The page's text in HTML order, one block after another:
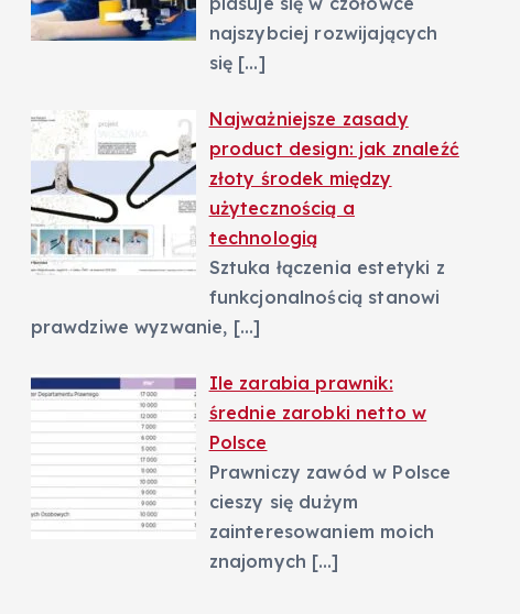
najszybciej rozwijających
się […]
Najważniejsze zasady
product design: jak znaleźć
złoty środek między
użytecznością a
technologią
Sztuka łączenia estetyki z
funkcjonalnością stanowi
prawdziwe wyzwanie, […]
Ile zarabia prawnik:
średnie zarobki netto w
Polsce
Prawniczy zawód w Polsce
cieszy się dużym
zainteresowaniem moich
znajomych […]